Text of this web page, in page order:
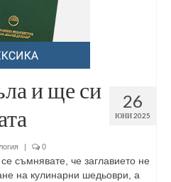
26
ЮНИ 2025
и ще си
| 0
съмнявате, че заглавието не
на кулинарни шедьоври, а